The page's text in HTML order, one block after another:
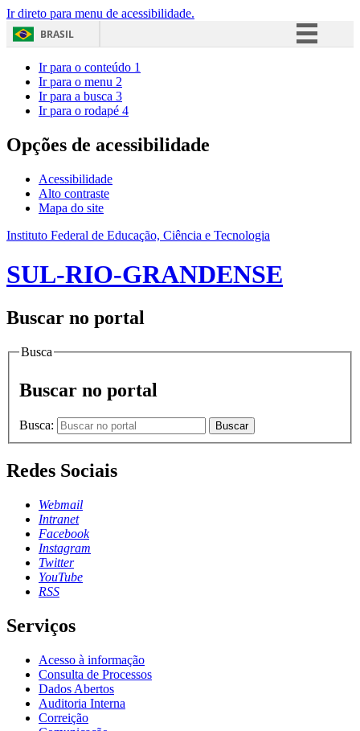
Ir direto para menu de acessibilidade.
BRASIL
Acesso à informação
Ir para o conteúdo 1
Ir para o menu 2
Ir para a busca 3
Ir para o rodapé 4
Opções de acessibilidade
Acessibilidade
Alto contraste
Mapa do site
Instituto Federal de Educação, Ciência e Tecnologia
SUL-RIO-GRANDENSE
Buscar no portal
Busca
Buscar no portal
Busca: Buscar
Redes Sociais
Webmail
Intranet
Facebook
Instagram
Twitter
YouTube
RSS
Serviços
Acesso à informação
Consulta de Processos
Dados Abertos
Auditoria Interna
Correição